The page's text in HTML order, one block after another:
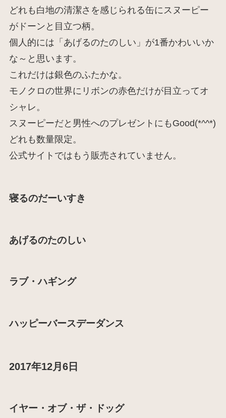
どれも白地の清潔さを感じられる缶にスヌーピー
がドーンと目立つ柄。
個人的には「あげるのたのしい」が1番かわいいか
な～と思います。
これだけは銀色のふたかな。
モノクロの世界にリボンの赤色だけが目立ってオ
シャレ。
スヌーピーだと男性へのプレゼントにもGood(*^^*)
どれも数量限定。
公式サイトではもう販売されていません。
寝るのだーいすき
あげるのたのしい
ラブ・ハギング
ハッピーバースデーダンス
2017年12月6日
イヤー・オブ・ザ・ドッグ